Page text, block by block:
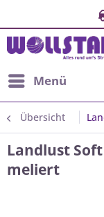
Menü
Übersicht
Landlust
meliert